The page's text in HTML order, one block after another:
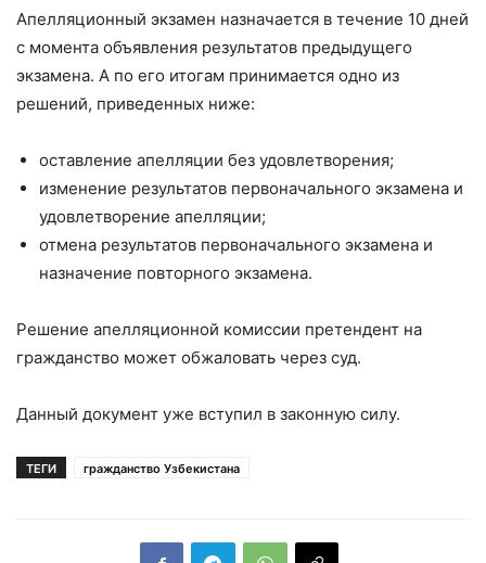
Апелляционный экзамен назначается в течение 10 дней
с момента объявления результатов предыдущего
экзамена. А по его итогам принимается одно из
решений, приведенных ниже:
оставление апелляции без удовлетворения;
изменение результатов первоначального экзамена и
удовлетворение апелляции;
отмена результатов первоначального экзамена и
назначение повторного экзамена.
Решение апелляционной комиссии претендент на
гражданство может обжаловать через суд.
Данный документ уже вступил в законную силу.
ТЕГИ гражданство Узбекистана